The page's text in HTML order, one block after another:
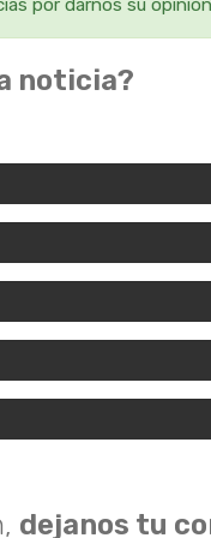
por darnos su opinión
noticia?
dejanos tu